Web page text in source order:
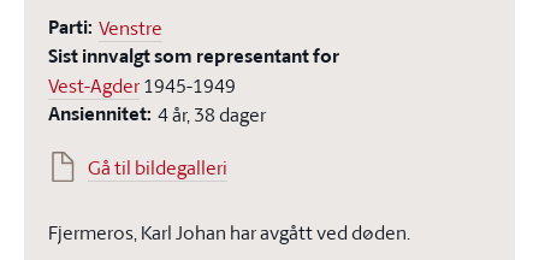
Parti: Venstre
Sist innvalgt som representant for
Vest-Agder1945-1949
Ansiennitet: 4 år, 38 dager
Gå til bildegalleri
Fjermeros, Karl Johan har avgått ved døden.